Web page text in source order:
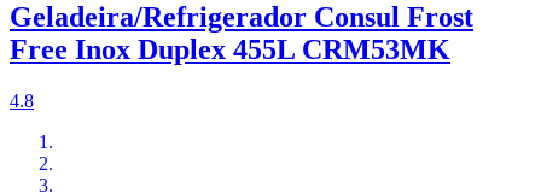
Geladeira/Refrigerador Consul Frost
Free Inox Duplex 455L CRM53MK
4.8